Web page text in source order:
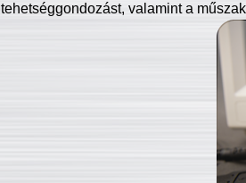
tehetséggondozást, valamint a